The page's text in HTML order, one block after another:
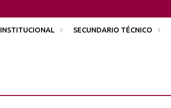
INSTITUCIONAL SECUNDARIO TÉCNICO